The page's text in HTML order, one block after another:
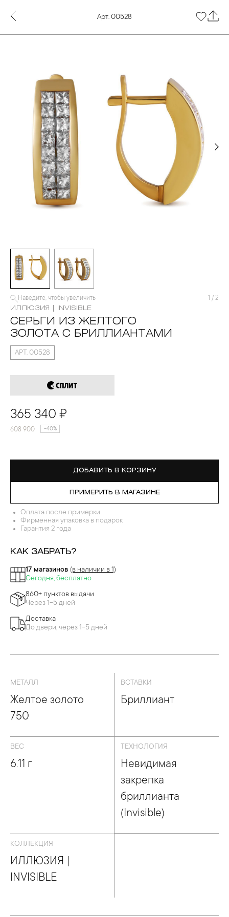
Арт. 00528
Наведите, чтобы увеличить 1 / 2
ИЛЛЮЗИЯ | INVISIBLE
СЕРЬГИ ИЗ ЖЕЛТОГО
ЗОЛОТА С БРИЛЛИАНТАМИ
АРТ. 00528
365 340 ₽
608 900 -40%
ДОБАВИТЬ В КОРЗИНУ
ПРИМЕРИТЬ В МАГАЗИНЕ
Оплата после примерки
Фирменная упаковка в подарок
Гарантия 2 года
КАК ЗАБРАТЬ?
17 магазинов (в наличии в 1)
Сегодня, бесплатно
860+ пунктов выдачи
Через 1-5 дней
Доставка
До двери, через 1-5 дней
МЕТАЛЛ
Желтое золото
750
ВСТАВКИ
Бриллиант
ВЕС
6.11 г
ТЕХНОЛОГИЯ
Невидимая
закрепка
бриллианта
(Invisible)
КОЛЛЕКЦИЯ
ИЛЛЮЗИЯ |
INVISIBLE